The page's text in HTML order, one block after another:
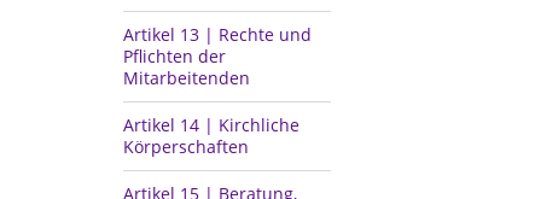
Artikel 13 | Rechte und
Pflichten der
Mitarbeitenden
Artikel 14 | Kirchliche
Körperschaften
Artikel 15 | Beratung,